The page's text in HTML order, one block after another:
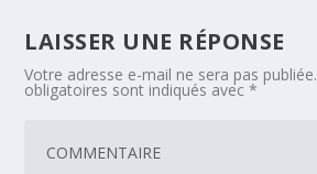
LAISSER UNE RÉPONSE
Votre adresse e-mail ne sera pas publiée.
obligatoires sont indiqués avec*